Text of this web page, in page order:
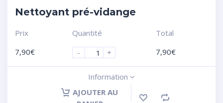
Nettoyant pré-vidange
Prix
7,90€
Quantité
-
+
Total
7,90€
Information
AJOUTER AU